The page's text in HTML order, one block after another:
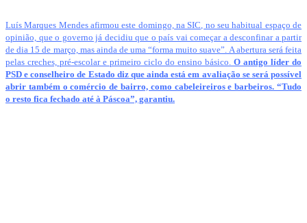
Luís Marques Mendes afirmou este domingo, na SIC, no seu habitual espaço de
opinião, que o governo já decidiu que o país vai começar a desconfinar a partir
de dia 15 de março, mas ainda de uma “forma muito suave”. A abertura será feita
pelas creches, pré-escolar e primeiro ciclo do ensino básico. O antigo líder do
PSD e conselheiro de Estado diz que ainda está em avaliação se será possível
abrir também o comércio de bairro, como cabeleireiros e barbeiros. “Tudo
o resto fica fechado até à Páscoa”, garantiu.